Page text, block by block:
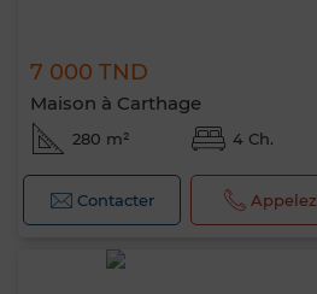
7 000 TND
Maison à Carthage
280 m² 4 Ch.
Contacter Appelez